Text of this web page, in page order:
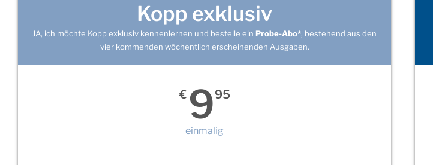
Kopp exklusiv
JA, ich möchte Kopp exklusiv kennenlernen und bestelle ein Probe-Abo*, bestehend aus den
vier kommenden wöchentlich erscheinenden Ausgaben.
€ 995
einmalig